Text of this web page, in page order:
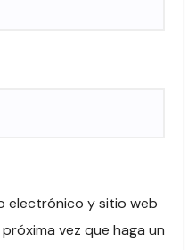
electrónico y sitio web
vez que haga un